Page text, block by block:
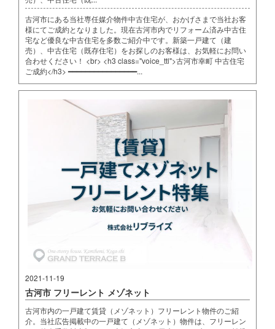
古河市にある当社専任媒介物件中古住宅が、おかげさまで当社お客
様にてご成約となりました。現在古河市内でリフォーム済み中古住
宅など優良な中古住宅を多数ご紹介中です。新築一戸建て（建
売）、中古住宅（既存住宅）をお探しのお客様は、お気軽にお問い
合わせください！ <br> <h3 class="voice_ttl">古河市幸町 中古住宅
ご成約</h3> ━━━━━━━━━━━━━━━━...
2021-11-19
古河市 フリーレント メゾネット
古河市内の一戸建て賃貸（メゾネット）フリーレント物件のご紹
介。当社広告掲載中の一戸建て（メゾネット）物件は、フリーレン